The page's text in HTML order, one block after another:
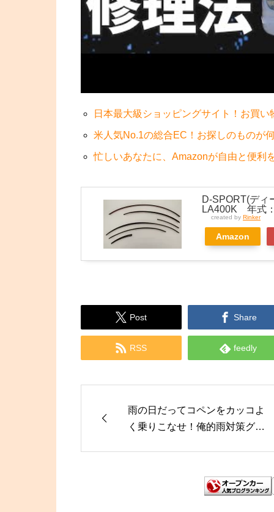
日本最大級ショッピングサイト！お買い
米人気No.1の総合EC！お探しのものが
忙しいあなたに、Amazonが自由と便利
D-SPORT(ディ
LA400K 年式
created by Rinker
Amazon
 Post  Share
 RSS  feedly
雨の日だってコペンをカッコよ
く乗りこなせ！俺的雨対策グッ